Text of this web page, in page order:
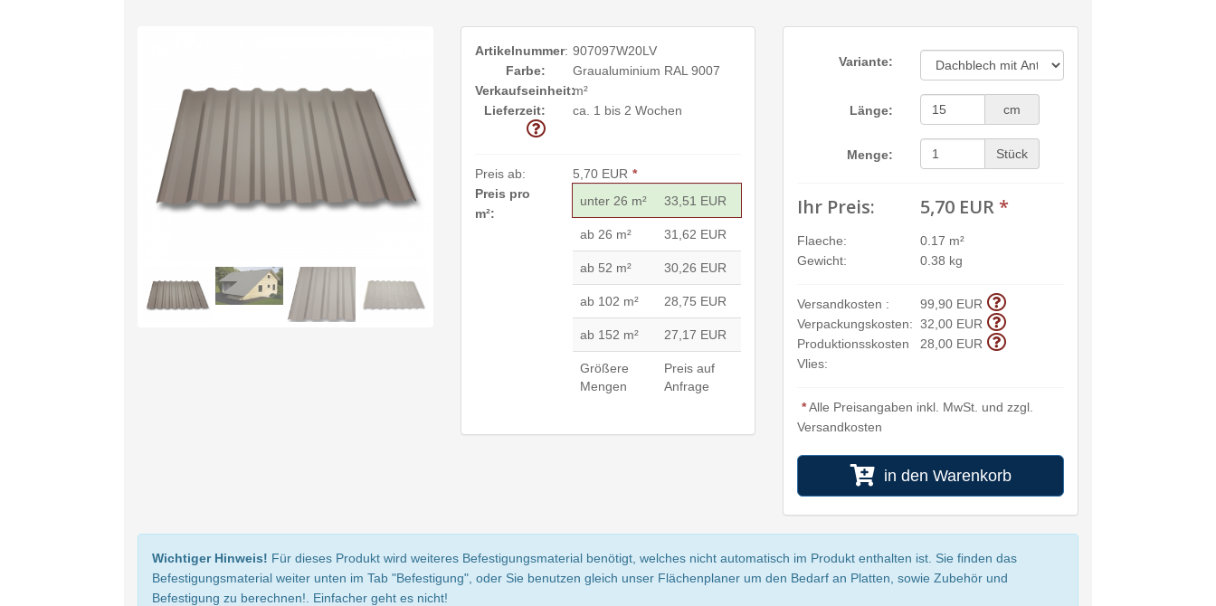
Artikelnummer: 907097W20LV
Farbe:
Graualuminium RAL 9007
Verkaufseinheit:m²
Lieferzeit:
ca. 1 bis 2 Wochen
Preis ab: 5,70 EUR *
Preis pro
m²:
unter 26 m² 33,51 EUR
ab 26 m² 31,62 EUR
ab 52 m² 30,26 EUR
ab 102 m² 28,75 EUR
ab 152 m² 27,17 EUR
Größere
Mengen
Preis auf
Anfrage
Variante:
Länge: cm
Menge: Stück
Ihr Preis: 5,70 EUR *
Flaeche:
0.17 m²
Gewicht:
0.38 kg
Versandkosten :
99,90 EUR
Verpackungskosten: 32,00 EUR
Produktionsskosten
Vlies:
28,00 EUR
*Alle Preisangaben inkl. MwSt. und zzgl.
Versandkosten
in den Warenkorb
Wichtiger Hinweis! Für dieses Produkt wird weiteres Befestigungsmaterial benötigt, welches nicht automatisch im Produkt enthalten ist. Sie finden das
Befestigungsmaterial weiter unten im Tab "Befestigung", oder Sie benutzen gleich unser Flächenplaner um den Bedarf an Platten, sowie Zubehör und
Befestigung zu berechnen!. Einfacher geht es nicht!